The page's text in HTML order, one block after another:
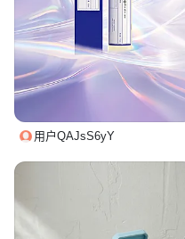
用户QAJsS6yY